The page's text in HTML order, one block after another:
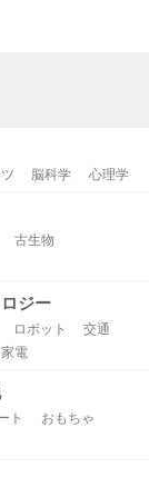
脳科学 心理学
古生物
ジー
ロボット
交通
家電
ト
おもちゃ